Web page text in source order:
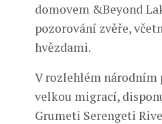
domovem &Beyond
pozorování zvěře,
hvězdami.
V rozlehlém národním
velkou migrací,
Grumeti Serengeti